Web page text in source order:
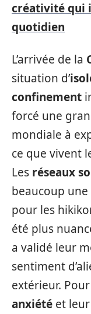
créativité qui
quotidien
L’arrivée de la
situation d’
confinement
forcé une
mondiale à
ce que vivent
Les réseaux
beaucoup
pour les
été plus
a validé leur
sentiment
extérieur.
anxiété et leur